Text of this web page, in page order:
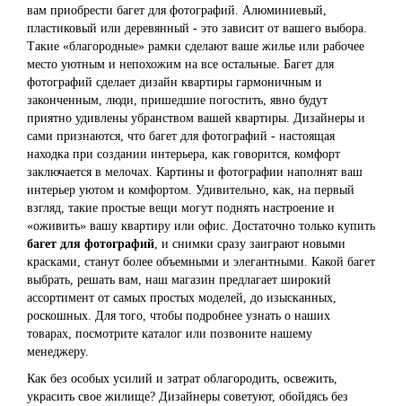
вам приобрести багет для фотографий. Алюминиевый,
пластиковый или деревянный - это зависит от вашего выбора.
Такие «благородные» рамки сделают ваше жилье или рабочее
место уютным и непохожим на все остальные. Багет для
фотографий сделает дизайн квартиры гармоничным и
законченным, люди, пришедшие погостить, явно будут
приятно удивлены убранством вашей квартиры. Дизайнеры и
сами признаются, что багет для фотографий - настоящая
находка при создании интерьера, как говорится, комфорт
заключается в мелочах. Картины и фотографии наполнят ваш
интерьер уютом и комфортом. Удивительно, как, на первый
взгляд, такие простые вещи могут поднять настроение и
«оживить» вашу квартиру или офис. Достаточно только купить
багет для фотографий , и снимки сразу заиграют новыми
красками, станут более объемными и элегантными. Какой багет
выбрать, решать вам, наш магазин предлагает широкий
ассортимент от самых простых моделей, до изысканных,
роскошных. Для того, чтобы подробнее узнать о наших
товарах, посмотрите каталог или позвоните нашему
менеджеру.
Как без особых усилий и затрат облагородить, освежить,
украсить свое жилище? Дизайнеры советуют, обойдясь без